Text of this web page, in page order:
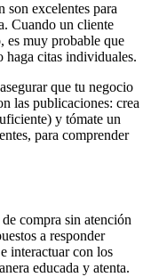
son excelentes para
Cuando un cliente
es muy probable que
haga citas individuales.
que tu negocio
las publicaciones: crea
y tómate un
para comprender
compra sin atención
a responder
interactuar con los
educada y atenta.